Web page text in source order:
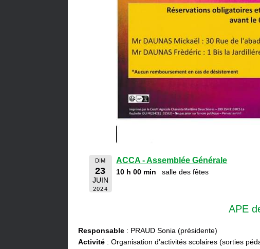
DIM
23
JUIN
2024
ACCA - Assemblée Générale
10 h 00 min salle des fêtes
APE
Responsable : PRAUD Sonia (présidente)
Activité : Organisation d’activités scolaires (sorties